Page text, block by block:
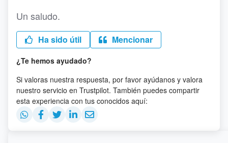
Un saludo.
Ha sido útil Mencionar
¿Te hemos ayudado?
Si valoras nuestra respuesta, por favor ayúdanos y valora
nuestro servicio en Trustpilot. También puedes compartir
esta experiencia con tus conocidos aquí: